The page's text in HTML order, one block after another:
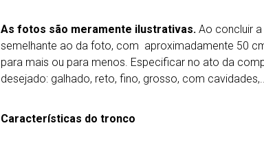
As fotos são meramente ilustrativas. Ao concluir
semelhante ao da foto, com aproximadamente 50
para mais ou para menos. Especificar no ato da
desejado: galhado, reto, fino, grosso, com cavidades,...
Características do tronco